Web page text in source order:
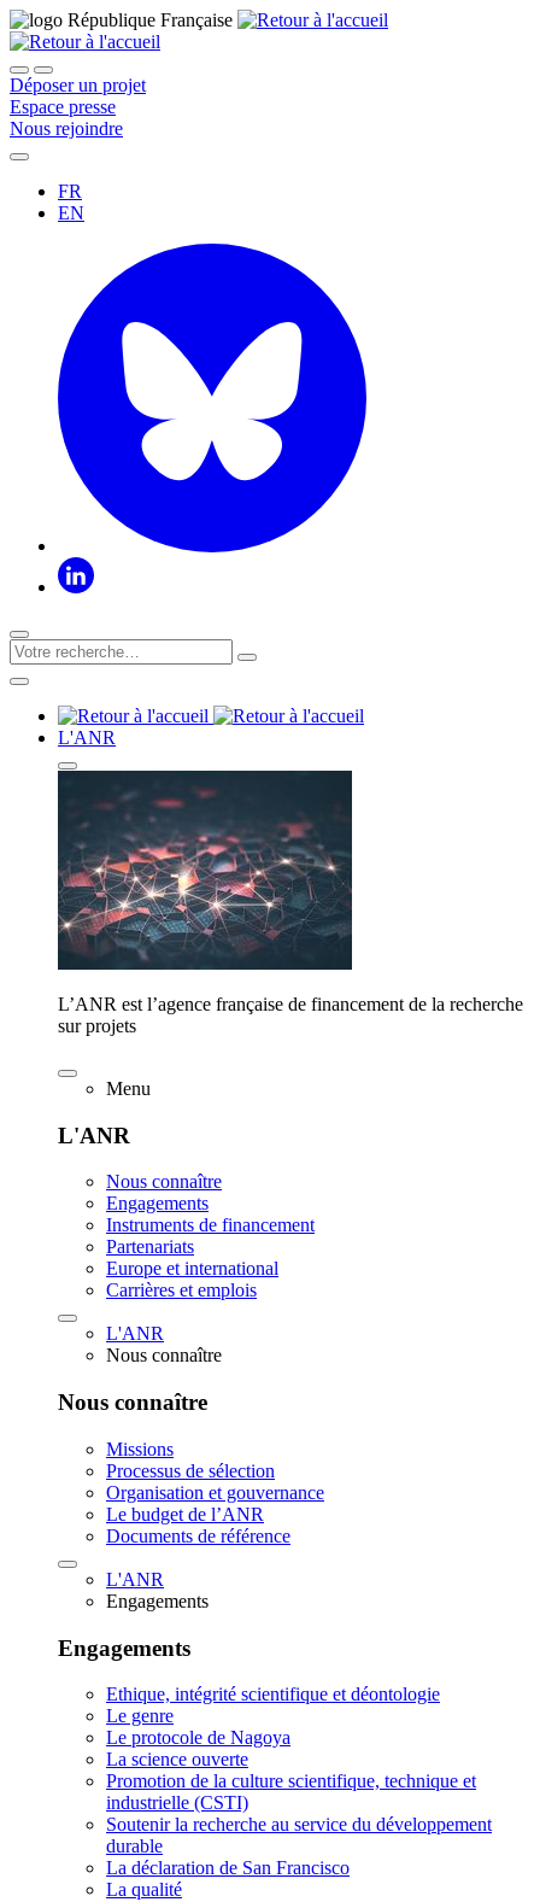
Déposer un projet
Espace presse
Nous rejoindre
FR
EN
L'ANR
L’ANR est l’agence française de financement de la recherche
sur projets
Menu
L'ANR
Nous connaître
Engagements
Instruments de financement
Partenariats
Europe et international
Carrières et emplois
L'ANR
Nous connaître
Nous connaître
Missions
Processus de sélection
Organisation et gouvernance
Le budget de l’ANR
Documents de référence
L'ANR
Engagements
Engagements
Ethique, intégrité scientifique et déontologie
Le genre
Le protocole de Nagoya
La science ouverte
Promotion de la culture scientifique, technique et
industrielle (CSTI)
Soutenir la recherche au service du développement
durable
La déclaration de San Francisco
La qualité